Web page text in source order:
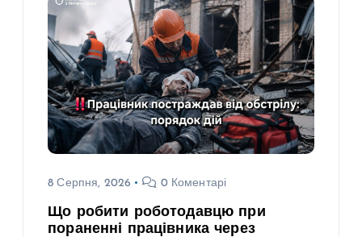
8 Серпня, 2026 0 Коментарі
Що робити роботодавцю при
пораненні працівника через